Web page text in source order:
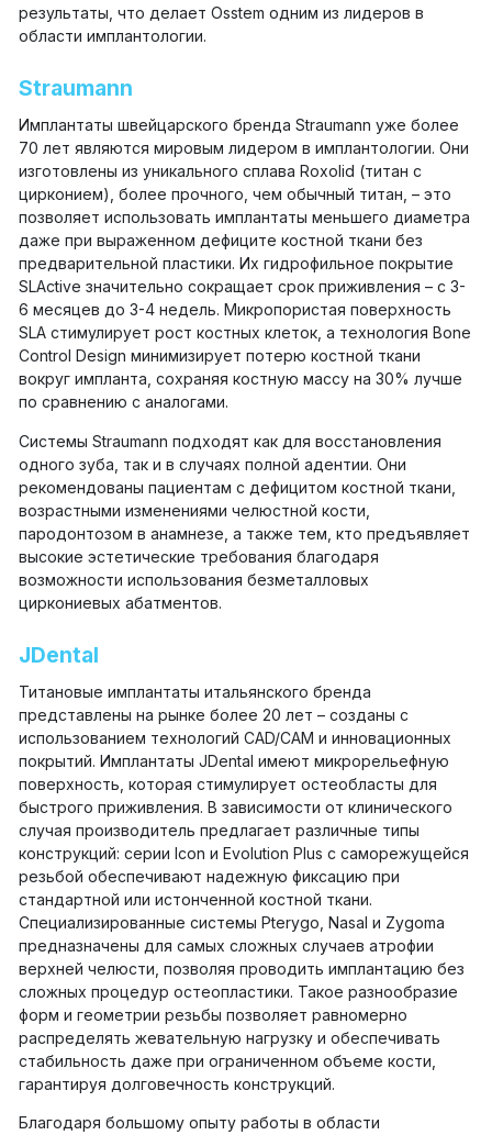
результаты, что делает Osstem одним из лидеров в
области имплантологии.
Straumann
Имплантаты швейцарского бренда Straumann уже более
70 лет являются мировым лидером в имплантологии. Они
изготовлены из уникального сплава Roxolid (титан с
цирконием), более прочного, чем обычный титан, – это
позволяет использовать имплантаты меньшего диаметра
даже при выраженном дефиците костной ткани без
предварительной пластики. Их гидрофильное покрытие
SLActive значительно сокращает срок приживления – с 3-
6 месяцев до 3-4 недель. Микропористая поверхность
SLA стимулирует рост костных клеток, а технология Bone
Control Design минимизирует потерю костной ткани
вокруг импланта, сохраняя костную массу на 30% лучше
по сравнению с аналогами.
Системы Straumann подходят как для восстановления
одного зуба, так и в случаях полной адентии. Они
рекомендованы пациентам с дефицитом костной ткани,
возрастными изменениями челюстной кости,
пародонтозом в анамнезе, а также тем, кто предъявляет
высокие эстетические требования благодаря
возможности использования безметалловых
циркониевых абатментов.
JDental
Титановые имплантаты итальянского бренда
представлены на рынке более 20 лет – созданы с
использованием технологий CAD/CAM и инновационных
покрытий. Имплантаты JDental имеют микрорельефную
поверхность, которая стимулирует остеобласты для
быстрого приживления. В зависимости от клинического
случая производитель предлагает различные типы
конструкций: серии Icon и Evolution Plus с саморежущейся
резьбой обеспечивают надежную фиксацию при
стандартной или истонченной костной ткани.
Специализированные системы Pterygo, Nasal и Zygoma
предназначены для самых сложных случаев атрофии
верхней челюсти, позволяя проводить имплантацию без
сложных процедур остеопластики. Такое разнообразие
форм и геометрии резьбы позволяет равномерно
распределять жевательную нагрузку и обеспечивать
стабильность даже при ограниченном объеме кости,
гарантируя долговечность конструкций.
Благодаря большому опыту работы в области